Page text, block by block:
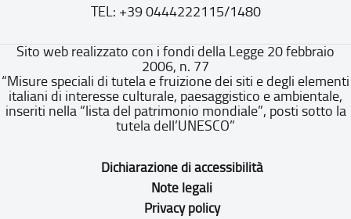
TEL: +39 0444222115/1480
Sito web realizzato con i fondi della Legge 20 febbraio
2006, n. 77
“Misure speciali di tutela e fruizione dei siti e degli elementi
italiani di interesse culturale, paesaggistico e ambientale,
inseriti nella “lista del patrimonio mondiale”, posti sotto la
tutela dell’UNESCO”
Dichiarazione di accessibilità
Note legali
Privacy policy